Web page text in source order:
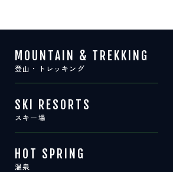
お問い合わせ
白馬村観光局インフォメーション
399-9301 長野県北安曇郡白馬村北城5497
営業時間：9:00～17:00
TEL.0261-85-4210 / FAX.0261-85-4240
MOUNTAIN & TREKKING
登山・トレッキング
SKI RESORTS
スキー場
HOT SPRING
温泉